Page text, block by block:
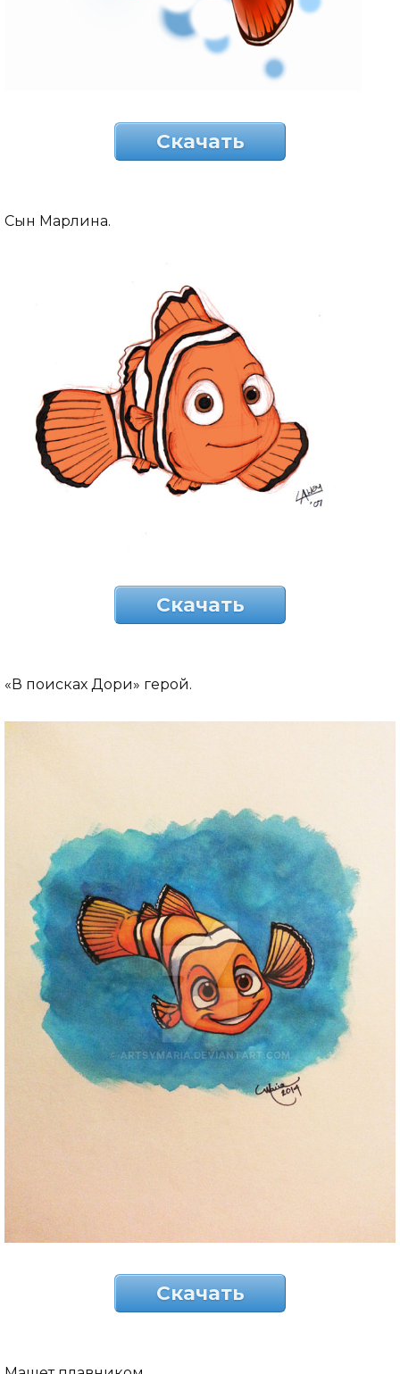
Скачать
Сын Марлина.
Скачать
«В поисках Дори» герой.
Скачать